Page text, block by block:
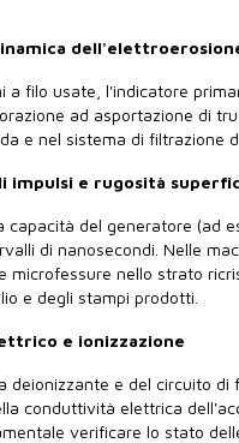
a filo usate, l'indicatore
ad asportazione di
e nel sistema di filtrazione
impulsi e rugosità
del generatore (ad
di nanosecondi. Nelle
microfessure nello strato
e degli stampi prodotti.
e ionizzazione
deionizzante e del circuito
conduttività elettrica
verificare lo stato